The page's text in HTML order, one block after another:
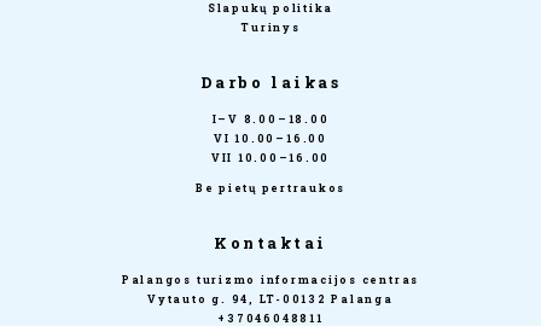
Slapukų politika
Turinys
Darbo laikas
I–V 8.00–18.00
VI 10.00–16.00
VII 10.00–16.00
Be pietų pertraukos
Kontaktai
Palangos turizmo informacijos centras
Vytauto g. 94, LT-00132 Palanga
+37046048811